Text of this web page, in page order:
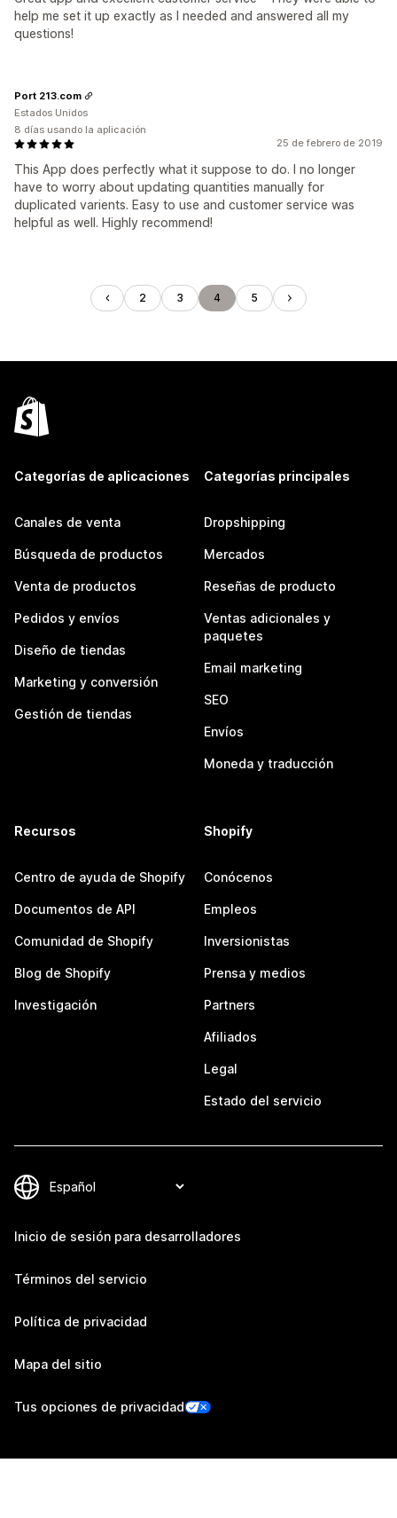
help me set it up exactly as I needed and answered all my
questions!
25 de febrero de 2019
This App does perfectly what it suppose to do. I no longer
have to worry about updating quantities manually for
duplicated varients. Easy to use and customer service was
helpful as well. Highly recommend!
Port 213.com
Estados Unidos
8 días usando la aplicación
2 3 4 5
Categorías de aplicaciones
Canales de venta
Búsqueda de productos
Venta de productos
Pedidos y envíos
Diseño de tiendas
Marketing y conversión
Gestión de tiendas
Categorías principales
Dropshipping
Mercados
Reseñas de producto
Ventas adicionales y
paquetes
Email marketing
SEO
Envíos
Moneda y traducción
Recursos
Centro de ayuda de Shopify
Documentos de API
Comunidad de Shopify
Blog de Shopify
Investigación
Shopify
Conócenos
Empleos
Inversionistas
Prensa y medios
Partners
Afiliados
Legal
Estado del servicio
Inicio de sesión para desarrolladores
Términos del servicio
Política de privacidad
Mapa del sitio
Tus opciones de privacidad